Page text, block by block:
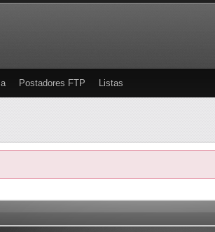
Postadores FTP Listas